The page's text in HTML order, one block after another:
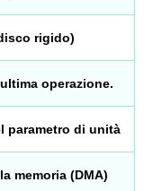
rigido)
operazione.
parametro di unità
memoria (DMA)